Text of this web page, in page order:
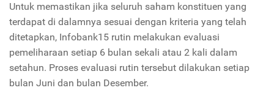
Untuk memastikan jika seluruh saham konstituen yang
terdapat di dalamnya sesuai dengan kriteria yang telah
ditetapkan, Infobank15 rutin melakukan evaluasi
pemeliharaan setiap 6 bulan sekali atau 2 kali dalam
setahun. Proses evaluasi rutin tersebut dilakukan setiap
bulan Juni dan bulan Desember.